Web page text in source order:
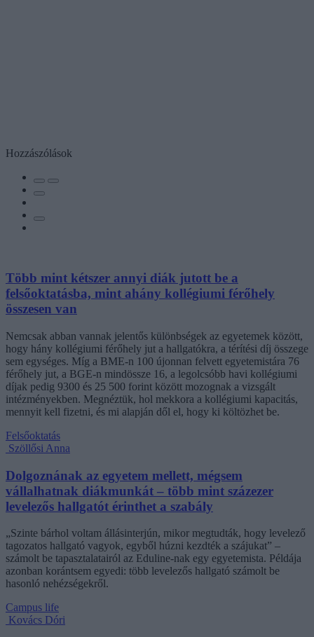
Hozzászólások
Több mint kétszer annyi diák jutott be a
felsőoktatásba, mint ahány kollégiumi férőhely
összesen van
Nemcsak abban vannak jelentős különbségek az egyetemek között,
hogy hány kollégiumi férőhely jut a hallgatókra, a térítési díj összege
sem egységes. Míg a BME-n 100 újonnan felvett egyetemistára 76
férőhely jut, a BGE-n mindössze 16, a legolcsóbb havi kollégiumi
díjak pedig 9300 és 25 500 forint között mozognak a vizsgált
intézményekben. Megnéztük, hol mekkora a kollégiumi kapacitás,
mennyit kell fizetni, és mi alapján dől el, hogy ki költözhet be.
Felsőoktatás
Szöllősi Anna
Dolgoznának az egyetem mellett, mégsem
vállalhatnak diákmunkát – több mint százezer
levelezős hallgatót érinthet a szabály
„Szinte bárhol voltam állásinterjún, mikor megtudták, hogy levelező
tagozatos hallgató vagyok, egyből húzni kezdték a szájukat” –
számolt be tapasztalatairól az Eduline-nak egy egyetemista. Példája
azonban korántsem egyedi: több levelezős hallgató számolt be
hasonló nehézségekről.
Campus life
Kovács Dóri